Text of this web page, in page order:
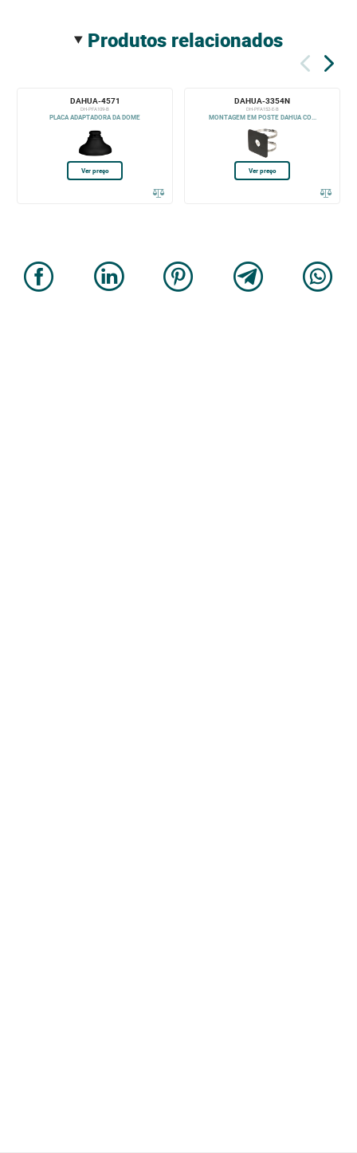
produtos relacionados
DAHUA-4571
DH-PFA109-B
PLACA ADAPTADORA DA DOME
Ver preço
DAHUA-3354N
DH-PFA152-E-B
MONTAGEM EM POSTE DAHUA CO...
Ver preço